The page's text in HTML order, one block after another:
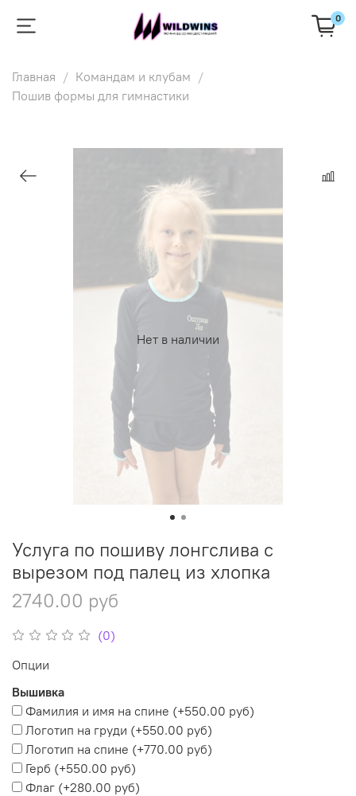
0
Главная
Командам и клубам
Пошив формы для гимнастики
Нет в наличии
(0)
Услуга по пошиву лонгслива с
вырезом под палец из хлопка
2740.00 руб
Опции
Вышивка
Фамилия и имя на спине (+550.00 руб)
Логотип на груди (+550.00 руб)
Логотип на спине (+770.00 руб)
Герб (+550.00 руб)
Флаг (+280.00 руб)